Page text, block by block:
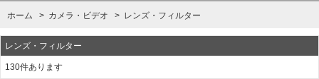
ホーム > カメラ・ビデオ > レンズ・フィルター
レンズ・フィルター
130件あります